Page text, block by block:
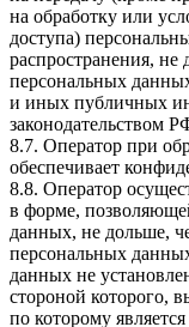
на обработку или
доступа)
распространения, не
персональных
и иных публичных
законодательством
8.7. Оператор при
обеспечивает
8.8. Оператор
в форме,
данных, не дольше,
персональных
данных не
стороной которого,
по которому